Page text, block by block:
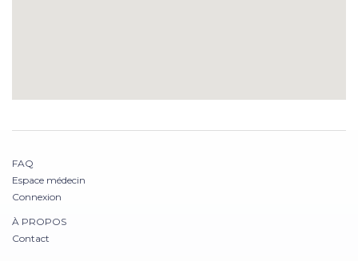
FAQ
Espace médecin
Connexion
À PROPOS
Contact